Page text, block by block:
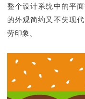
整个设计系统中的平
的外观简约又不失现
劳印象。